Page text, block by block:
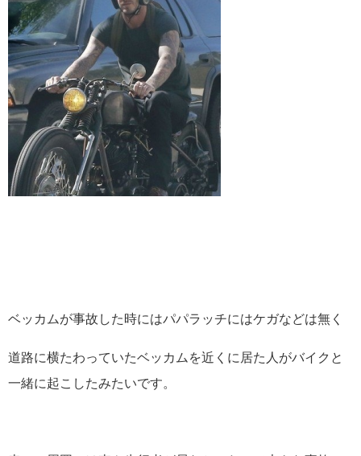
ベッカムが事故した時にはパパラッチにはケガなどは無く
道路に横たわっていたベッカムを近くに居た人がバイクと
一緒に起こしたみたいです。